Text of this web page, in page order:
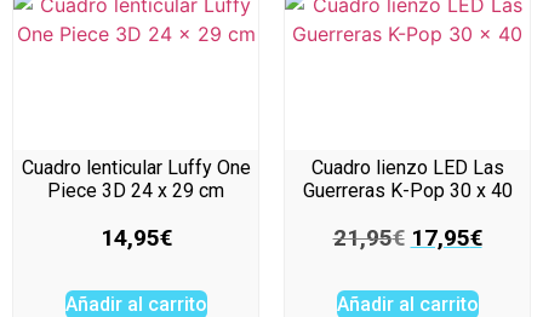
Cuadro lenticular Luffy One
Piece 3D 24 x 29 cm
14,95€
Añadir al carrito
Cuadro lienzo LED Las
Guerreras K-Pop 30 x 40
21,95€ 17,95€
Añadir al carrito